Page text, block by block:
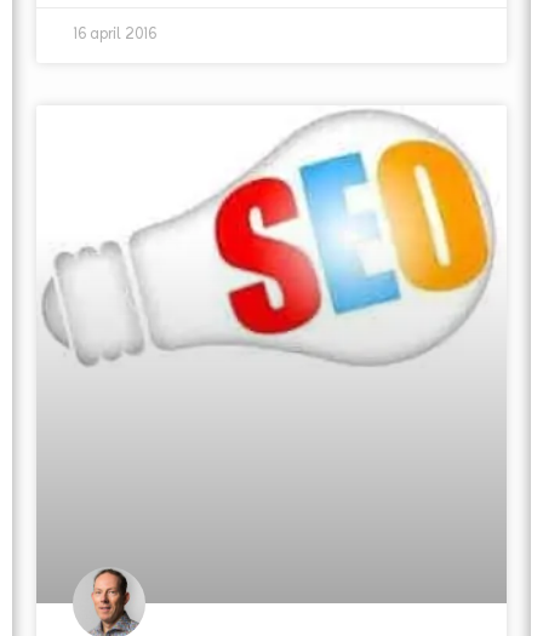
16 april 2016